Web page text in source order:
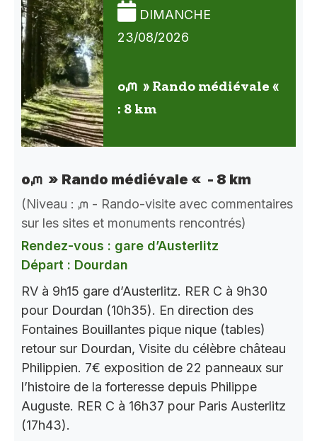
DIMANCHE
23/08/2026
oᘻ » Rando médiévale «
: 8 km
oᘻ » Rando médiévale « - 8 km
(Niveau : ᘻ - Rando-visite avec commentaires
sur les sites et monuments rencontrés)
Rendez-vous : gare d’Austerlitz
Départ : Dourdan
RV à 9h15 gare d’Austerlitz. RER C à 9h30
pour Dourdan (10h35). En direction des
Fontaines Bouillantes pique nique (tables)
retour sur Dourdan, Visite du célèbre château
Philippien. 7€ exposition de 22 panneaux sur
l’histoire de la forteresse depuis Philippe
Auguste. RER C à 16h37 pour Paris Austerlitz
(17h43).